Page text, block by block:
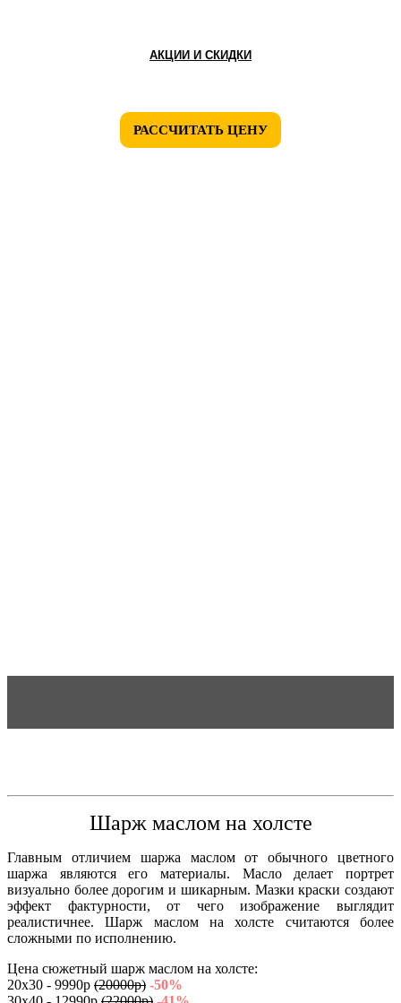
АКЦИИ И СКИДКИ
РАССЧИТАТЬ ЦЕНУ
Шарж маслом на холсте
Главным отличием шаржа маслом от обычного цветного
шаржа являются его материалы. Масло делает портрет
визуально более дорогим и шикарным. Мазки краски создают
эффект фактурности, от чего изображение выглядит
реалистичнее. Шарж маслом на холсте считаются более
сложными по исполнению.
Цена сюжетный шарж маслом на холсте:
20х30 - 9990р (20000р) -50%